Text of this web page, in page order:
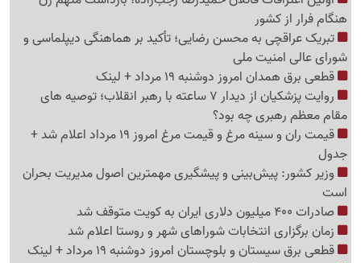
هنگام فرار از کشور
تبریک عراقچی به محسن رضایی؛ تأکید بر هماهنگی دیپلماسی و
شورای عالی امنیت ملی
قطعی برق همدان امروز دوشنبه 19 مرداد + لینک
روایت پزشکیان از دیدار 7 ساعته با رهبر انقلاب؛ توصیه های
مقام معظم رهبری چه بود؟
قیمت ران و سینه مرغ و قیمت مرغ امروز 19 مرداد اعلام شد +
جدول
وزیر کشور: پیش‌بینی و پیشگیری مهمترین اصول مدیریت بحران
است
صادرات 400 میلیون دلاری ایران به کویت متوقف شد
زمان برگزاری انتخابات شوراهای شهر و روستا اعلام شد
قطعی برق سیستان و بلوچستان امروز دوشنبه 19 مرداد + لینک